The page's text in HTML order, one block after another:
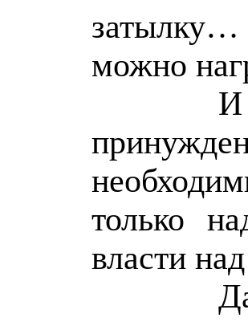
можно
И
только
власти
Да,